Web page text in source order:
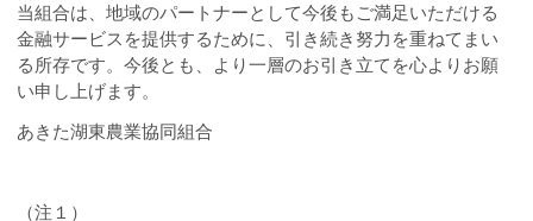
当組合は、地域のパートナーとして今後もご満足いただける
金融サービスを提供するために、引き続き努力を重ねてまい
る所存です。今後とも、より一層のお引き立てを心よりお願
い申し上げます。
あきた湖東農業協同組合
（注１）